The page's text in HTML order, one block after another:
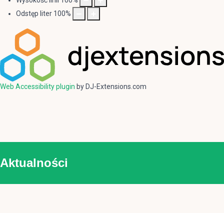
Odstęp liter 100%
Web Accessibility plugin by DJ-Extensions.com
Aktualności